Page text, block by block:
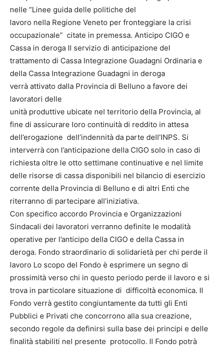
nelle “Linee guida delle politiche del
lavoro nella Regione Veneto per fronteggiare la crisi
occupazionale” citate in premessa. Anticipo CIGO e
Cassa in deroga Il servizio di anticipazione del
trattamento di Cassa Integrazione Guadagni Ordinaria e
della Cassa Integrazione Guadagni in deroga
verrà attivato dalla Provincia di Belluno a favore dei
lavoratori delle
unità produttive ubicate nel territorio della Provincia, al
fine di assicurare loro continuità di reddito in attesa
dell’erogazione dell’indennità da parte dell’INPS. Si
interverrà con l’anticipazione della CIGO solo in caso di
richiesta oltre le otto settimane continuative e nel limite
delle risorse di cassa disponibili nel bilancio di esercizio
corrente della Provincia di Belluno e di altri Enti che
riterranno di partecipare all’iniziativa.
Con specifico accordo Provincia e Organizzazioni
Sindacali dei lavoratori verranno definite le modalità
operative per l’anticipo della CIGO e della Cassa in
deroga. Fondo straordinario di solidarietà per chi perde il
lavoro Lo scopo del Fondo è esprimere un segno di
prossimità verso chi in questo periodo perde il lavoro e si
trova in particolare situazione di difficoltà economica. Il
Fondo verrà gestito congiuntamente da tutti gli Enti
Pubblici e Privati che concorrono alla sua creazione,
secondo regole da definirsi sulla base dei principi e delle
finalità stabiliti nel presente protocollo. Il Fondo potrà